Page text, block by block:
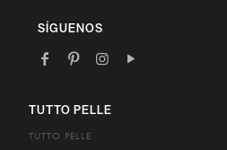
SÍGUENOS
TUTTO PELLE
TUTTO PELLE